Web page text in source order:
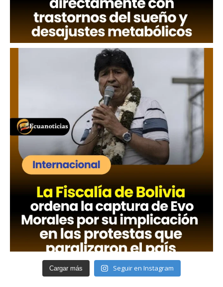
Cargar más Seguir en Instagram